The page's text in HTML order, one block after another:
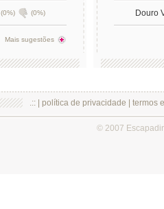
(0%) (0%)
Mais sugestões
Douro
.:: | política de privacidade termos
© 2007